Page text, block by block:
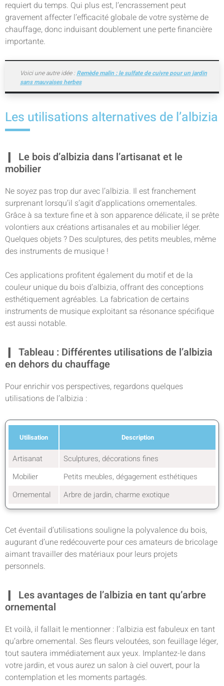
requiert du temps. Qui plus est, l’encrassement peut
gravement affecter l’efficacité globale de votre système de
chauffage, donc induisant doublement une perte financière
importante.
Voici une autre idée : Remède malin : le sulfate de cuivre pour un jardin
sans mauvaises herbes
Les utilisations alternatives de l’albizia
Le bois d’albizia dans l’artisanat et le
mobilier
Ne soyez pas trop dur avec l’albizia. Il est franchement
surprenant lorsqu’il s’agit d’applications ornementales.
Grâce à sa texture fine et à son apparence délicate, il se prête
volontiers aux créations artisanales et au mobilier léger.
Quelques objets ? Des sculptures, des petits meubles, même
des instruments de musique !
Ces applications profitent également du motif et de la
couleur unique du bois d’albizia, offrant des conceptions
esthétiquement agréables. La fabrication de certains
instruments de musique exploitant sa résonance spécifique
est aussi notable.
Tableau : Différentes utilisations de l’albizia
en dehors du chauffage
Pour enrichir vos perspectives, regardons quelques
utilisations de l’albizia :
Utilisation Description
Artisanat
Sculptures, décorations fines
Mobilier
Petits meubles, dégagement esthétiques
Ornemental
Arbre de jardin, charme exotique
Cet éventail d’utilisations souligne la polyvalence du bois,
augurant d’une redécouverte pour ces amateurs de bricolage
aimant travailler des matériaux pour leurs projets
personnels.
Les avantages de l’albizia en tant qu’arbre
ornemental
Et voilà, il fallait le mentionner : l’albizia est fabuleux en tant
qu’arbre ornemental. Ses fleurs veloutées, son feuillage léger,
tout sautera immédiatement aux yeux. Implantez-le dans
votre jardin, et vous aurez un salon à ciel ouvert, pour la
contemplation et les moments partagés.